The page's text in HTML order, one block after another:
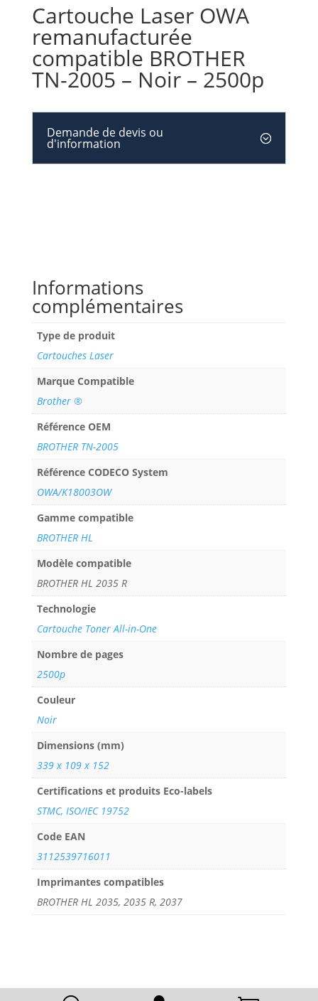
Cartouche Laser OWA
remanufacturée
compatible BROTHER
TN-2005 – Noir – 2500p
Demande de devis ou
d'information
Informations
complémentaires
Type de produit
Cartouches Laser
Marque Compatible
Brother ®
Référence OEM
BROTHER TN-2005
Référence CODECO System
OWA/K18003OW
Gamme compatible
BROTHER HL
Modèle compatible
BROTHER HL 2035 R
Technologie
Cartouche Toner All-in-One
Nombre de pages
2500p
Couleur
Noir
Dimensions (mm)
339 x 109 x 152
Certifications et produits Eco-labels
STMC, ISO/IEC 19752
Code EAN
3112539716011
Imprimantes compatibles
BROTHER HL 2035, 2035 R, 2037